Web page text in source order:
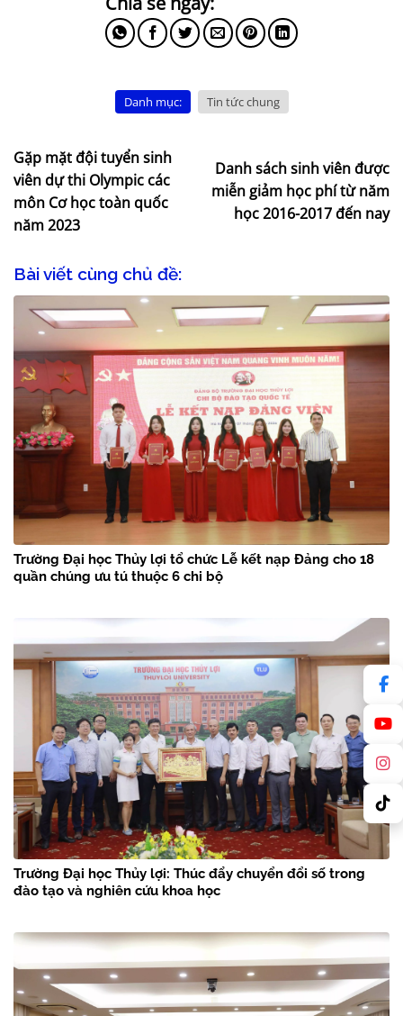
Danh mục: Tin tức chung
Gặp mặt đội tuyển sinh
viên dự thi Olympic các
môn Cơ học toàn quốc
năm 2023
Danh sách sinh viên được
miễn giảm học phí từ năm
học 2016-2017 đến nay
Bài viết cùng chủ đề:
Trường Đại học Thủy lợi tổ chức Lễ kết nạp Đảng cho 18
quần chúng ưu tú thuộc 6 chi bộ
Trường Đại học Thủy lợi: Thúc đẩy chuyển đổi số trong
đào tạo và nghiên cứu khoa học